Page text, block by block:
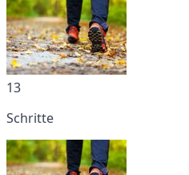
13
Schritte